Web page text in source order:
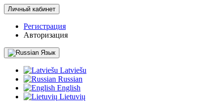
Личный кабинет
Регистрация
Авторизация
Язык
Latviešu
Russian
English
Lietuvių